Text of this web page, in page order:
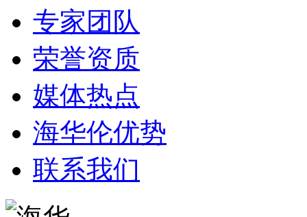
专家团队
荣誉资质
媒体热点
海华伦优势
联系我们